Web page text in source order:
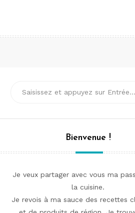
Bienvenue !
Je veux partager avec vous ma
la cuisine.
Je revois à ma sauce des recettes